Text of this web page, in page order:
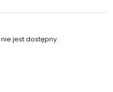
jest dostępny.